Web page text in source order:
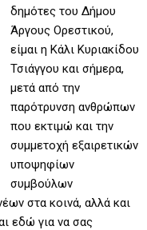
δημότες του Δήμου
Άργους Ορεστικού,
είμαι η Κάλι Κυριακίδου
Τσιάγγου και σήμερα,
μετά από την
παρότρυνση ανθρώπων
που εκτιμώ και την
συμμετοχή εξαιρετικών
υποψηφίων
συμβούλων
στα κοινά, αλλά και
εδώ για να σας